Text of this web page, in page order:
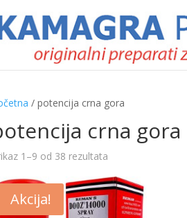
/ potencija crna gora
crna gora
1–9 od 38 rezultata
Akcija!